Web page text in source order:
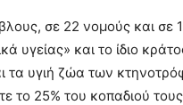
σε 22 νομούς και σε
υγείας» και το ίδιο
υγιή ζώα των
το 25% του κοπαδιού